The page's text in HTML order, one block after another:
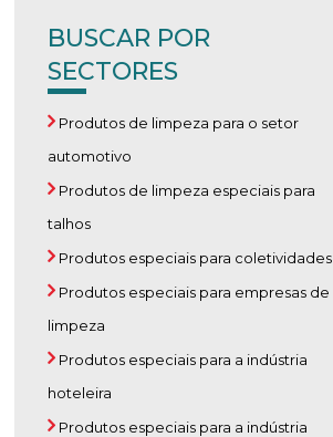
BUSCAR POR
SECTORES
Produtos de limpeza para o setor
automotivo
Produtos de limpeza especiais para
talhos
Produtos especiais para coletividades
Produtos especiais para empresas de
limpeza
Produtos especiais para a indústria
hoteleira
Produtos especiais para a indústria